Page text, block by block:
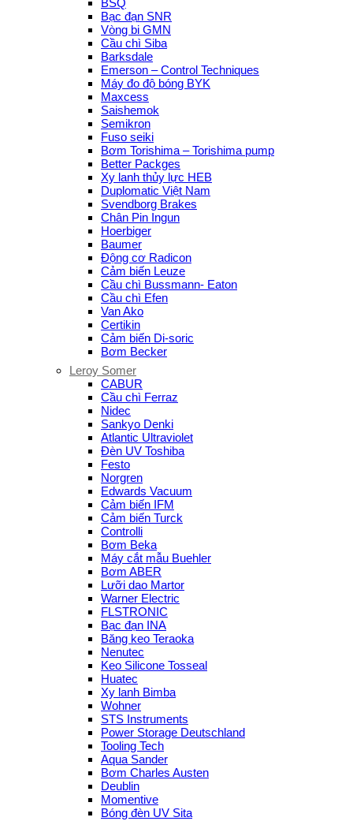
BSQ
Bạc đạn SNR
Vòng bi GMN
Cầu chì Siba
Barksdale
Emerson – Control Techniques
Máy đo độ bóng BYK
Maxcess
Saishemok
Semikron
Fuso seiki
Bơm Torishima – Torishima pump
Better Packges
Xy lanh thủy lực HEB
Duplomatic Việt Nam
Svendborg Brakes
Chân Pin Ingun
Hoerbiger
Baumer
Động cơ Radicon
Cảm biến Leuze
Cầu chì Bussmann- Eaton
Cầu chì Efen
Van Ako
Certikin
Cảm biến Di-soric
Bơm Becker
Leroy Somer
CABUR
Cầu chì Ferraz
Nidec
Sankyo Denki
Atlantic Ultraviolet
Đèn UV Toshiba
Festo
Norgren
Edwards Vacuum
Cảm biến IFM
Cảm biến Turck
Controlli
Bơm Beka
Máy cắt mẫu Buehler
Bơm ABER
Lưỡi dao Martor
Warner Electric
FLSTRONIC
Bạc đạn INA
Băng keo Teraoka
Nenutec
Keo Silicone Tosseal
Huatec
Xy lanh Bimba
Wohner
STS Instruments
Power Storage Deutschland
Tooling Tech
Aqua Sander
Bơm Charles Austen
Deublin
Momentive
Bóng đèn UV Sita